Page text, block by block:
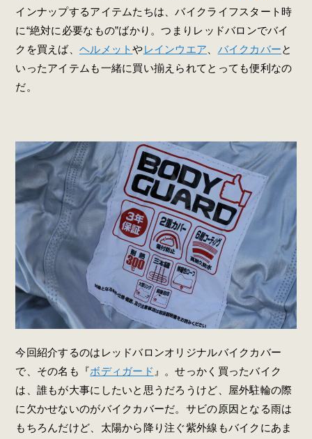
インナップするアイテムたちは、バイクライフスタート時
に“絶対に必要なもの”ばかり。つまりレッドバロンでバイ
クを買えば、ヘルメットやレインウエア バイクカバーと
いったアイテムも一緒に買い揃えられてとっても便利なの
だ。
今回紹介するのはレッドバロンオリジナルバイクカバー
で、その名も『ボディガード 』。せっかく買ったバイク
は、誰もが大事にしたいと思うだろうけど、屋外駐輪の際
に欠かせないのがバイクカバーだ。サビの原因となる雨は
もちろんだけど、太陽から降り注ぐ紫外線もバイクにあま